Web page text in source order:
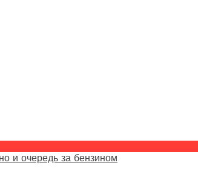
и очередь за бензином